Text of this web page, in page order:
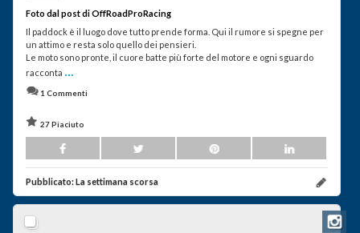
Foto dal post di OffRoadProRacing
Il paddock è il luogo dove tutto prende forma. Qui il rumore si spegne per
un attimo e resta solo quello dei pensieri.
Le moto sono pronte, il cuore batte più forte del motore e ogni sguardo
racconta ...
1 Commenti
27 Piaciuto
Pubblicato:La settimana scorsa